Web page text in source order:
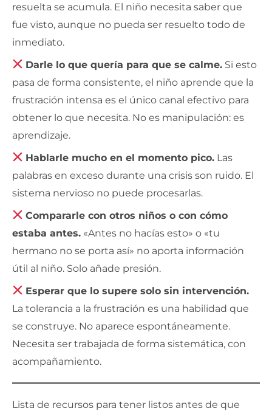
resuelta se acumula. El niño necesita saber que
fue visto, aunque no pueda ser resuelto todo de
inmediato.
Darle lo que quería para que se calme. Si esto
pasa de forma consistente, el niño aprende que la
frustración intensa es el único canal efectivo para
obtener lo que necesita. No es manipulación: es
aprendizaje.
Hablarle mucho en el momento pico. Las
palabras en exceso durante una crisis son ruido. El
sistema nervioso no puede procesarlas.
Compararle con otros niños o con cómo
estaba antes. «Antes no hacías esto» o «tu
hermano no se porta así» no aporta información
útil al niño. Solo añade presión.
Esperar que lo supere solo sin intervención.
La tolerancia a la frustración es una habilidad que
se construye. No aparece espontáneamente.
Necesita ser trabajada de forma sistemática, con
acompañamiento.
Lista de recursos para tener listos antes de que